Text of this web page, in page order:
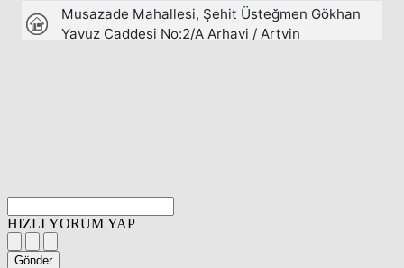
HIZLI YORUM YAP
Gönder